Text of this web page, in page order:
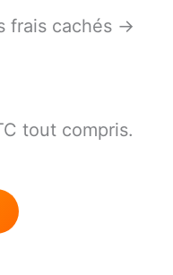
frais cachés →
tout compris.